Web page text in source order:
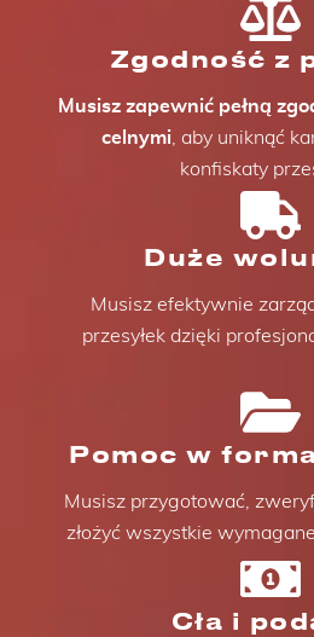
Zgodność z
Musisz zapewnić pełną
celnymi, aby uniknąć
konfiskaty
Duże
Musisz efektywnie
przesyłek dzięki
Pomoc w
Musisz przygotować,
złożyć wszystkie
Cła i